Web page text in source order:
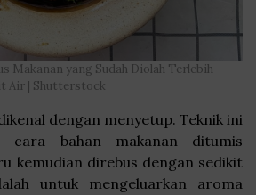
Makanan yang Sudah Diolah Terlebih
Air | Shutterstock
dengan menyetup. Teknik ini
cara bahan makanan ditumis
kemudian direbus dengan sedikit
untuk mengeluarkan aroma